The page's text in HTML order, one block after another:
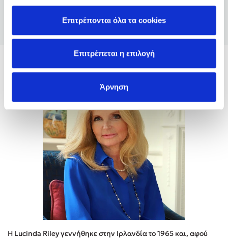
Επιτρέπονται όλα τα cookies
Επιτρέπεται η επιλογή
Άρνηση
τέλος.
(5)
Lucinda Riley
Η Lucinda Riley γεννήθηκε στην Ιρλανδία το 1965 και, αφού